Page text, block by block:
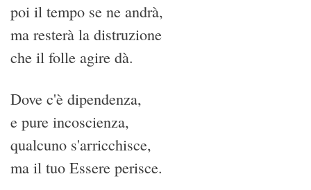
poi il tempo se ne andrà,
ma resterà la distruzione
che il folle agire dà.
Dove c'è dipendenza,
e pure incoscienza,
qualcuno s'arricchisce,
ma il tuo Essere perisce.